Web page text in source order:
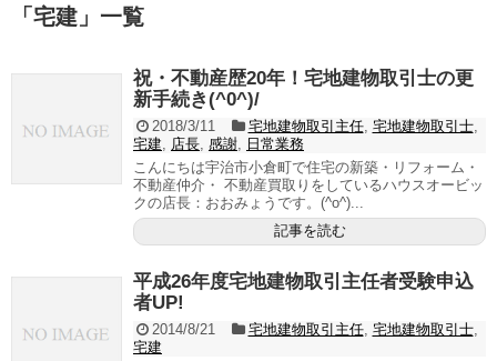
「 宅建 」 一覧
祝・不動産歴20年！宅地建物取引士の更
新手続き(^0^)/
2018/3/11 宅地建物取引主任, 宅地建物取引士,
宅建, 店長, 感謝, 日常業務
こんにちは宇治市小倉町で住宅の新築・リフォーム・
不動産仲介・ 不動産買取りをしているハウスオービッ
クの店長：おおみょうです。(^o^)...
記事を読む
平成26年度宅地建物取引主任者受験申込
者UP!
2014/8/21 宅地建物取引主任, 宅地建物取引士,
宅建